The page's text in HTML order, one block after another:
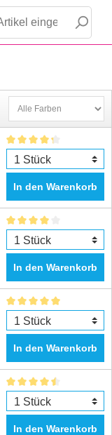
In den Warenkorb
In den Warenkorb
In den Warenkorb
In den Warenkorb